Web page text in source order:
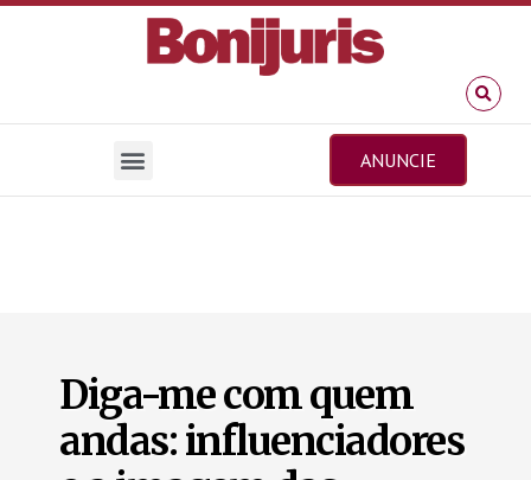
ANUNCIE
Diga-me com quem
andas: influenciadores